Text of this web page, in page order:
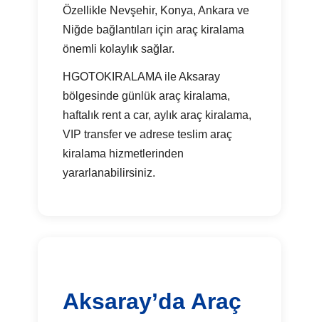
Özellikle Nevşehir, Konya, Ankara ve
Niğde bağlantıları için araç kiralama
önemli kolaylık sağlar.
HGOTOKIRALAMA ile Aksaray
bölgesinde günlük araç kiralama,
haftalık rent a car, aylık araç kiralama,
VIP transfer ve adrese teslim araç
kiralama hizmetlerinden
yararlanabilirsiniz.
Aksaray’da Araç